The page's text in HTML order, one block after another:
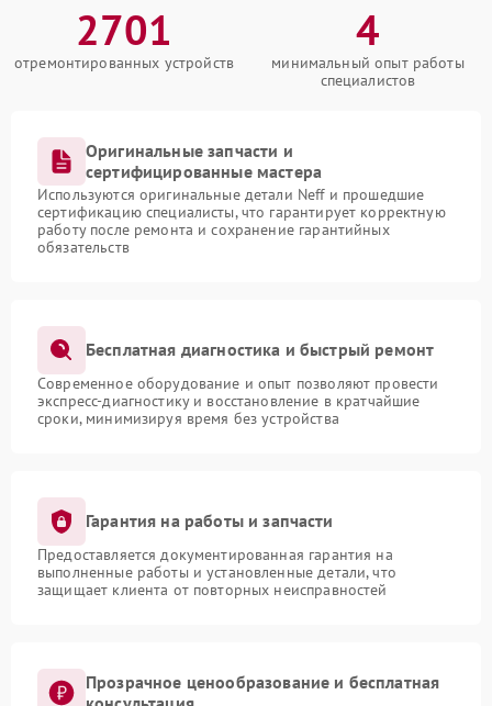
2701
отремонтированных устройств
4
минимальный опыт работы
специалистов
Оригинальные запчасти и
сертифицированные мастера
Используются оригинальные детали Neff и прошедшие
сертификацию специалисты, что гарантирует корректную
работу после ремонта и сохранение гарантийных
обязательств
Бесплатная диагностика и быстрый ремонт
Современное оборудование и опыт позволяют провести
экспресс-диагностику и восстановление в кратчайшие
сроки, минимизируя время без устройства
Гарантия на работы и запчасти
Предоставляется документированная гарантия на
выполненные работы и установленные детали, что
защищает клиента от повторных неисправностей
Прозрачное ценообразование и бесплатная